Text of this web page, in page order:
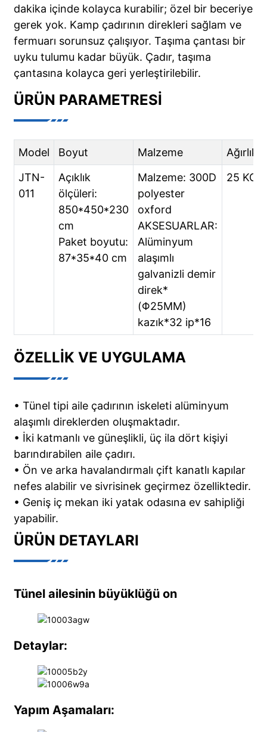
dakika içinde kolayca kurabilir; özel bir beceriye
gerek yok. Kamp çadırının direkleri sağlam ve
fermuarı sorunsuz çalışıyor. Taşıma çantası bir
uyku tulumu kadar büyük. Çadır, taşıma
çantasına kolayca geri yerleştirilebilir.
ÜRÜN PARAMETRESI
Model Boyut Malzeme Ağırlık
JTN-
011
Açıklık
ölçüleri:
850*450*230
cm
Paket boyutu:
87*35*40 cm
Malzeme: 300D
polyester
oxford
AKSESUARLAR:
Alüminyum
alaşımlı
galvanizli demir
direk*
(Φ25MM)
kazık*32 ip*16
25 KG
ÖZELLIK VE UYGULAMA
• Tünel tipi aile çadırının iskeleti alüminyum
alaşımlı direklerden oluşmaktadır.
• İki katmanlı ve güneşlikli, üç ila dört kişiyi
barındırabilen aile çadırı.
• Ön ve arka havalandırmalı çift kanatlı kapılar
nefes alabilir ve sivrisinek geçirmez özelliktedir.
• Geniş iç mekan iki yatak odasına ev sahipliği
yapabilir.
ÜRÜN DETAYLARI
Tünel ailesinin büyüklüğü on
Detaylar:
Yapım Aşamaları: